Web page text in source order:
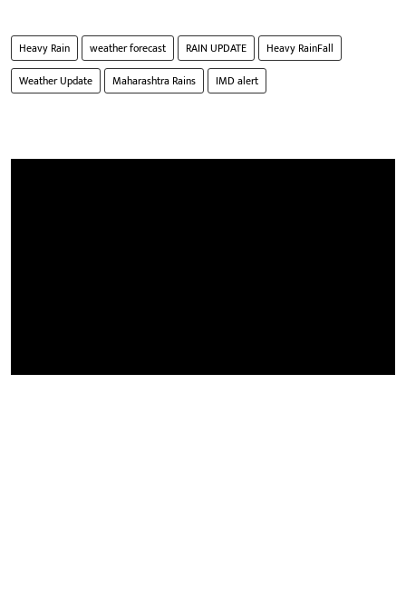
Heavy Rain weather forecast RAIN UPDATE
Heavy RainFall
Weather Update
Maharashtra Rains IMD alert